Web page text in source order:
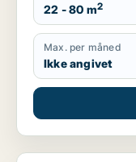
22 - 80 m2
Max. per måned
Ikke angivet